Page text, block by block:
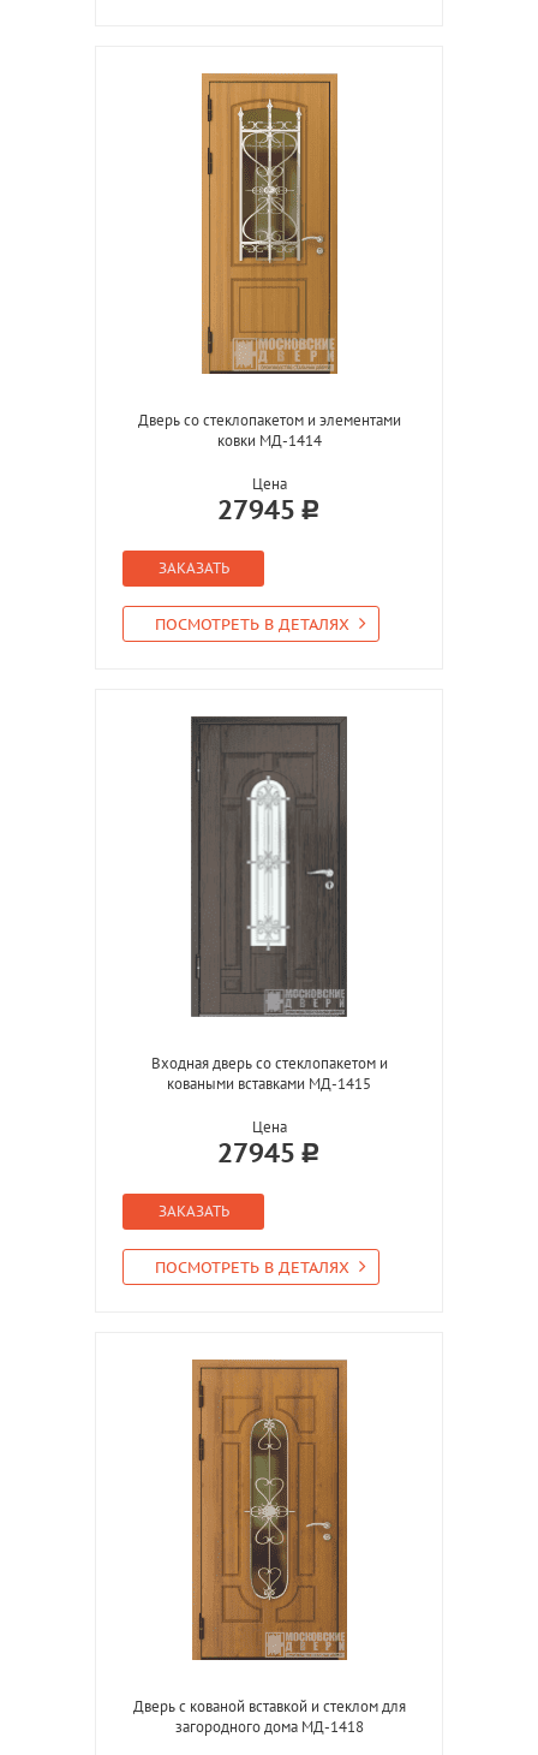
Дверь со стеклопакетом и элементами
ковки МД-1414
Цена
27945
ЗАКАЗАТЬ
ПОСМОТРЕТЬ В ДЕТАЛЯХ
Входная дверь со стеклопакетом и
коваными вставками МД-1415
Цена
27945
ЗАКАЗАТЬ
ПОСМОТРЕТЬ В ДЕТАЛЯХ
Дверь с кованой вставкой и стеклом для
загородного дома МД-1418